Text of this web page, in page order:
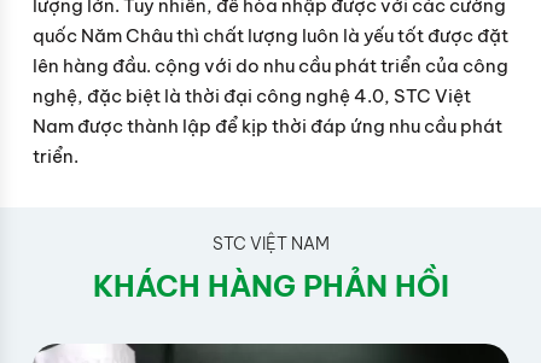
lượng lớn. Tuy nhiên, để hòa nhập được với các cường
quốc Năm Châu thì chất lượng luôn là yếu tốt được đặt
lên hàng đầu. cộng với do nhu cầu phát triển của công
nghệ, đặc biệt là thời đại công nghệ 4.0, STC Việt
Nam được thành lập để kịp thời đáp ứng nhu cầu phát
triển.
STC VIỆT NAM
KHÁCH HÀNG PHẢN HỒI